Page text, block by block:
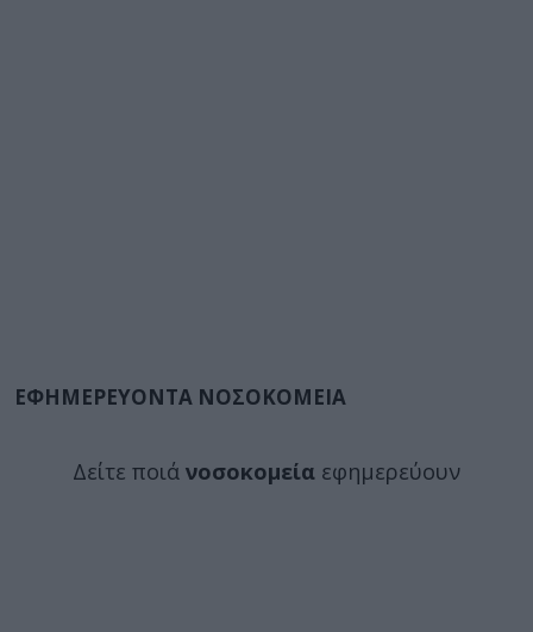
ΕΦΗΜΕΡΕΥΟΝΤΑ ΝΟΣΟΚΟΜΕΙΑ
Δείτε ποιά νοσοκομεία εφημερεύουν